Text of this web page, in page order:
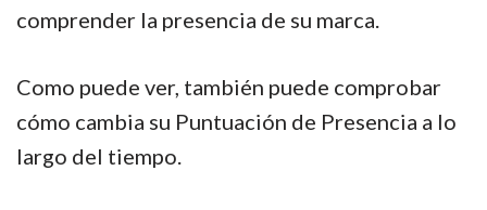
comprender la presencia de su marca.
Como puede ver, también puede comprobar
cómo cambia su Puntuación de Presencia a lo
largo del tiempo.